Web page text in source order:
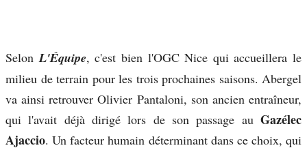
SelonL'Équipe, c'est bien l'OGC Nice qui accueillera le
milieu de terrain pour les trois prochaines saisons. Abergel
va ainsi retrouver Olivier Pantaloni, son ancien entraîneur,
qui l'avait déjà dirigé lors de son passage au Gazélec
Ajaccio. Un facteur humain déterminant dans ce choix, qui